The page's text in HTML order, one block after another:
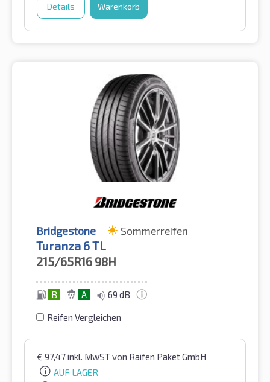
Details Warenkorb
Bridgestone Sommerreifen
Turanza 6 TL
215/65R16 98H
B A 69 dB
Reifen Vergleichen
€ 97,47inkl. MwSTvon Raifen Paket GmbH
AUF LAGER